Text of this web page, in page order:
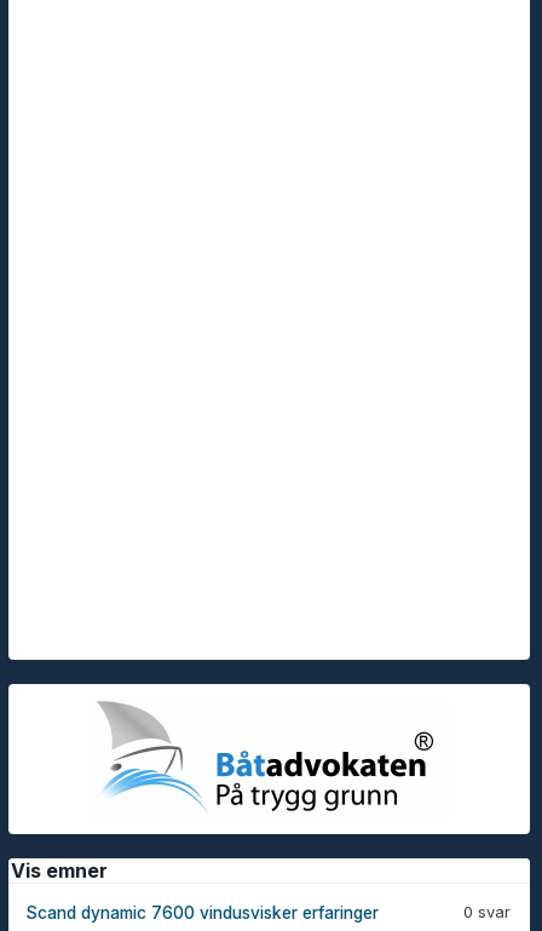
Vis emner
0 svar
Scand dynamic 7600 vindusvisker erfaringer